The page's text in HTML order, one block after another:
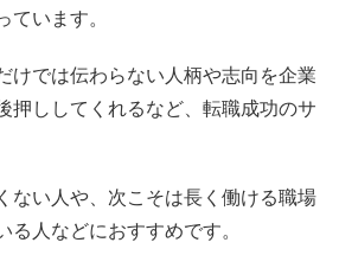
います。
けでは伝わらない人柄や志向を企業
押ししてくれるなど、転職成功のサ
ない人や、次こそは長く働ける職場
人などにおすすめです。